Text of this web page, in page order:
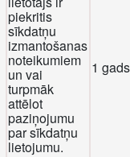
piekritis
sīkdatņu
izmantošanas
noteikumiem
un vai
turpmāk
attēlot
paziņojumu
par sīkdatņu
lietojumu.
1 gads